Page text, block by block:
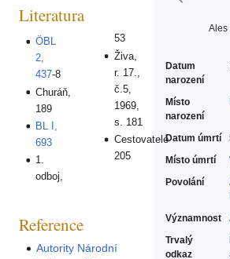
Ales
Datum
narození
Místo
narození
Datum úmrtí
Místo úmrtí
Povolání
Významnost
Trvalý
odkaz
Literatura
ÖBL
2,
437-8
Churáň,
189
BL I,
693
1.
odboj,
53
Živa,
r. 17.,
č.5,
1969,
s. 181
Cestovatelé
205
Reference
Autority Národní